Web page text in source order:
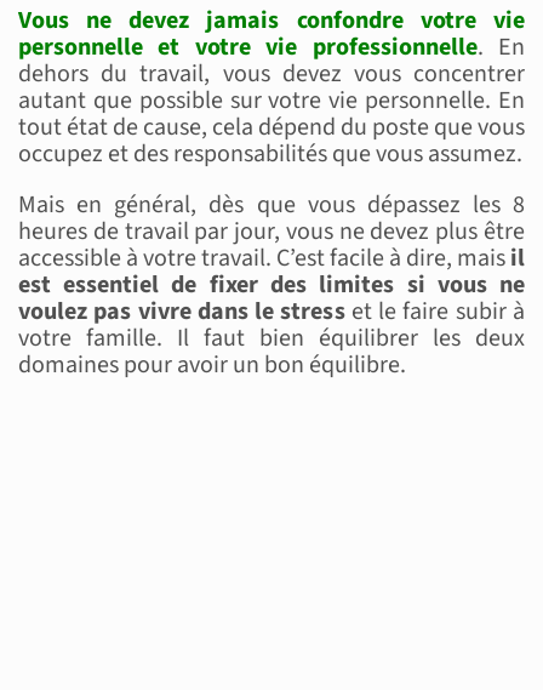
Vous ne devez jamais confondre votre vie
personnelle et votre vie professionnelle. En
dehors du travail, vous devez vous concentrer
autant que possible sur votre vie personnelle. En
tout état de cause, cela dépend du poste que vous
occupez et des responsabilités que vous assumez.
Mais en général, dès que vous dépassez les 8
heures de travail par jour, vous ne devez plus être
accessible à votre travail. C’est facile à dire, maisil
est essentiel de fixer des limites si vous ne
voulez pas vivre dans le stresset le faire subir à
votre famille. Il faut bien équilibrer les deux
domaines pour avoir un bon équilibre.